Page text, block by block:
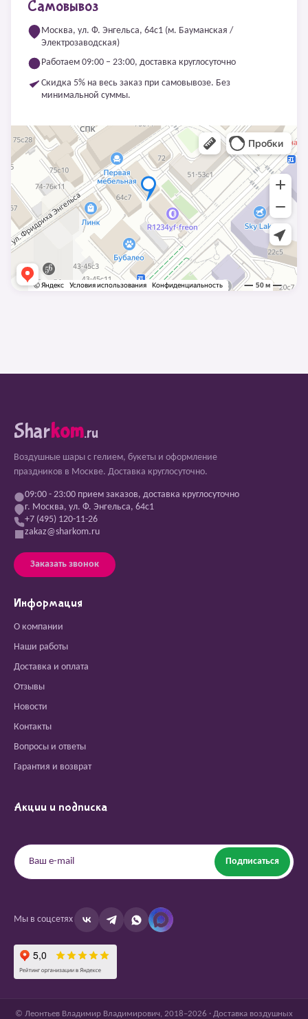
Самовывоз
Москва, ул. Ф. Энгельса, 64с1 (м. Бауманская /
Электрозаводская)
Работаем 09:00 – 23:00, доставка круглосуточно
Скидка 5% на весь заказ при самовывозе. Без
минимальной суммы.
Sharkom.ru
Воздушные шары с гелием, букеты и оформление
праздников в Москве. Доставка круглосуточно.
09:00 - 23:00 прием заказов, доставка круглосуточно
г. Москва, ул. Ф. Энгельса, 64с1
+7 (495) 120-11-26
zakaz@sharkom.ru
Заказать звонок
Информация
О компании
Наши работы
Доставка и оплата
Отзывы
Новости
Контакты
Вопросы и ответы
Гарантия и возврат
Акции и подписка
Подписаться
Мы в соцсетях
© Леонтьев Владимир Владимирович, 2018–2026 · Доставка воздушных